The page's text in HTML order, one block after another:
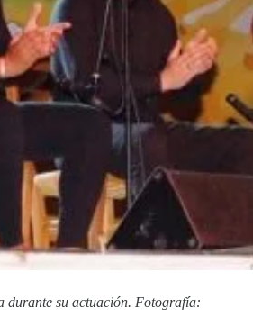
durante su actuación. Fotografía: